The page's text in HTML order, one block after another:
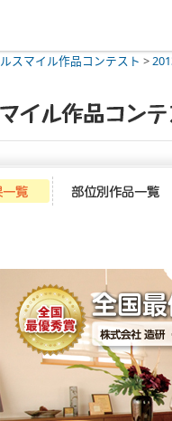
スマイル作品コンテスト >